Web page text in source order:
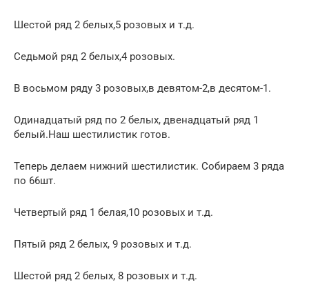
Шестой ряд 2 белых,5 розовых и т.д.
Седьмой ряд 2 белых,4 розовых.
В восьмом ряду 3 розовых,в девятом-2,в десятом-1.
Одинадцатый ряд по 2 белых, двенадцатый ряд 1
белый.Наш шестилистик готов.
Теперь делаем нижний шестилистик. Собираем 3 ряда
по 66шт.
Четвертый ряд 1 белая,10 розовых и т.д.
Пятый ряд 2 белых, 9 розовых и т.д.
Шестой ряд 2 белых, 8 розовых и т.д.